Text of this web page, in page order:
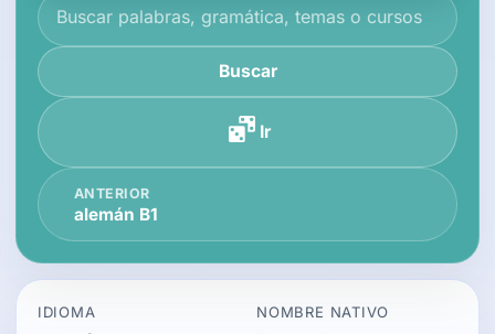
Buscar
Ir
ANTERIOR
alemán B1
IDIOMA NOMBRE NATIVO